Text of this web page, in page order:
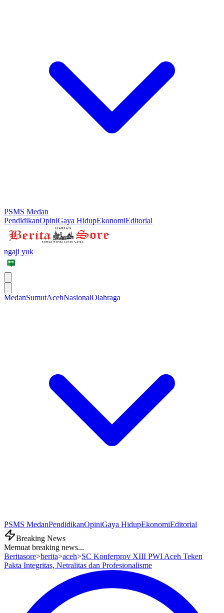
PSMS Medan
PendidikanOpiniGaya HidupEkonomiEditorial
ngaji yuk
MedanSumutAcehNasionalOlahraga
PSMS MedanPendidikanOpiniGaya HidupEkonomiEditorial
Breaking News
Memuat breaking news...
Beritasore>berita>aceh>SC Konferprov XIII PWI Aceh Teken
Pakta Integritas, Netralitas dan Profesionalisme